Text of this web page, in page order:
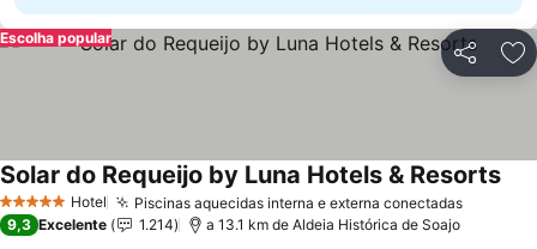
Partilhar
Escolha popular
5 Estrelas Hotel Piscinas aquecidas interna e externa conectadas
Solar do Requeijo by Luna Hotels & Resorts
9,3 Excelente 1.214 a 13.1 km de Aldeia Histórica de Soajo